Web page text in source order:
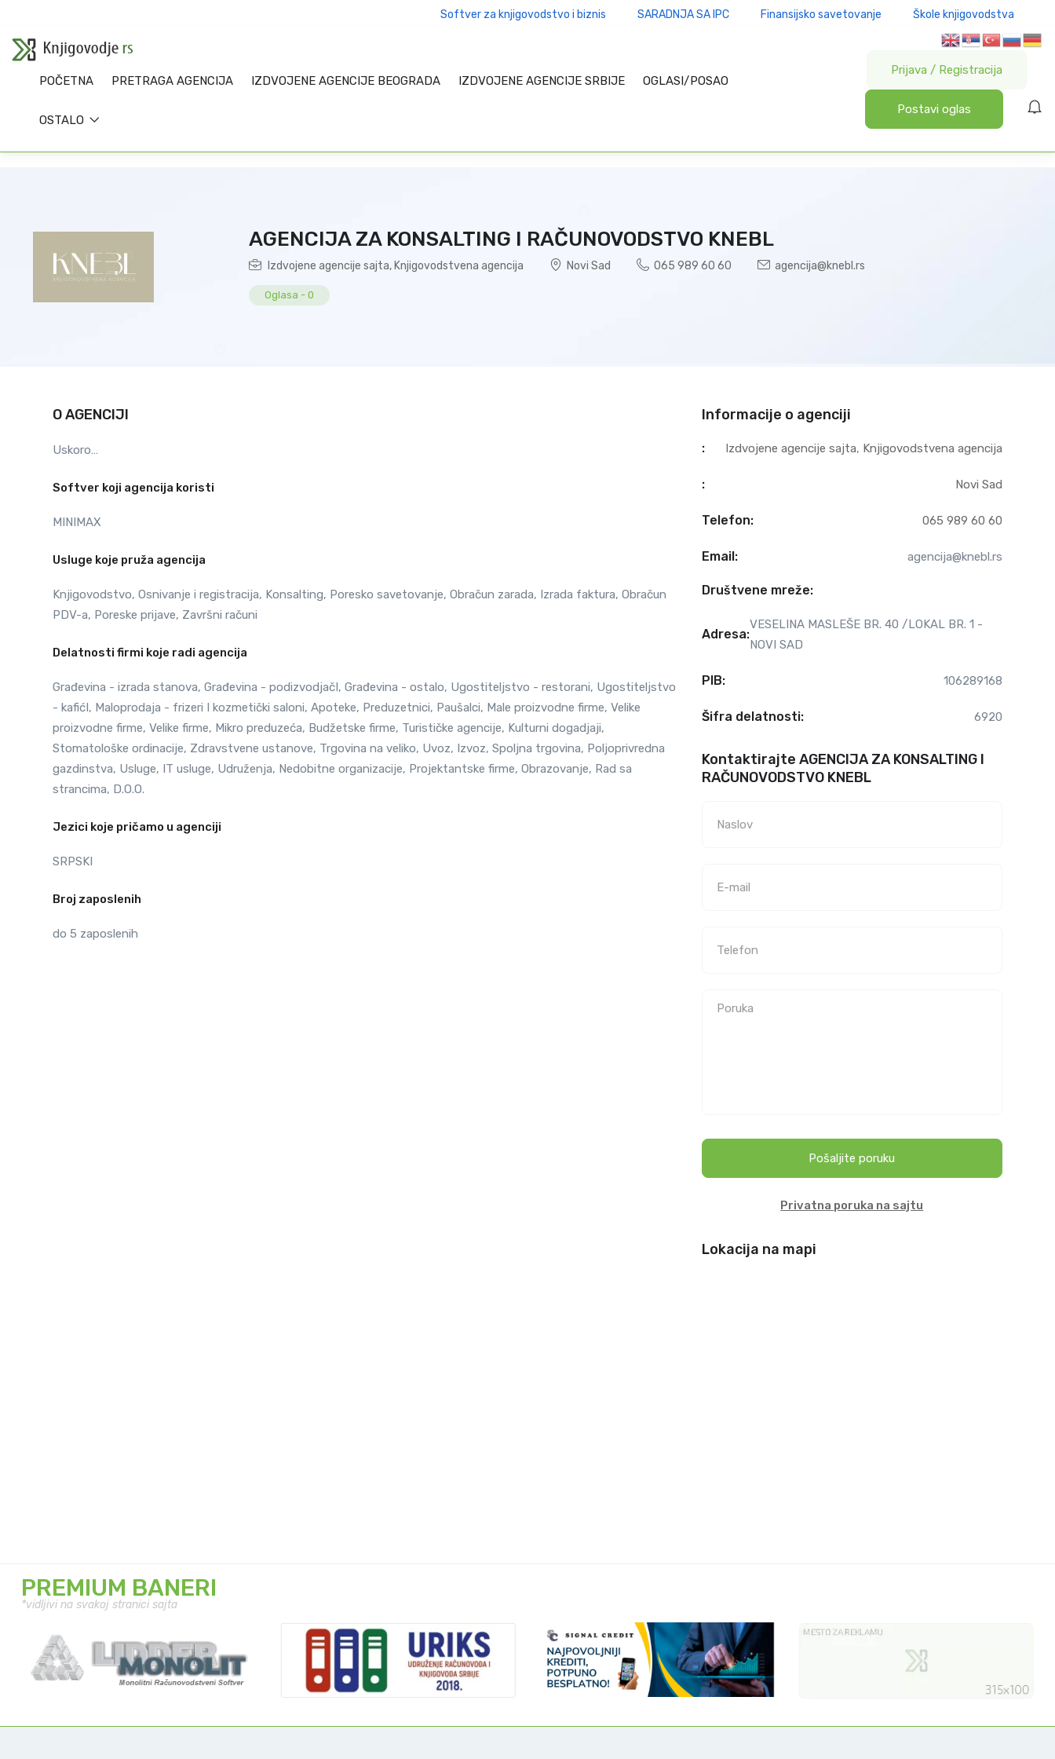
Softver za knjigovodstvo i biznis SARADNJA SA IPC Finansijsko savetovanje Škole knjigovodstva
POČETNA PRETRAGA AGENCIJA IZDVOJENE AGENCIJE BEOGRADA IZDVOJENE AGENCIJE SRBIJE OGLASI/POSAO
OSTALO
Prijava / Registracija
Postavi oglas
AGENCIJA ZA KONSALTING I RAČUNOVODSTVO KNEBL
Izdvojene agencije sajta, Knjigovodstvena agencija Novi Sad 065 989 60 60 agencija@knebl.rs
Oglasa - 0
O AGENCIJI
Uskoro…
Softver koji agencija koristi
MINIMAX
Usluge koje pruža agencija
Knjigovodstvo, Osnivanje i registracija, Konsalting, Poresko savetovanje, Obračun zarada, Izrada faktura, Obračun
PDV-a, Poreske prijave, Završni računi
Delatnosti firmi koje radi agencija
Građevina - izrada stanova, Građevina - podizvodjačI, Građevina - ostalo, Ugostiteljstvo - restorani, Ugostiteljstvo
- kafićI, Maloprodaja - frizeri I kozmetički saloni, Apoteke, Preduzetnici, Paušalci, Male proizvodne firme, Velike
proizvodne firme, Velike firme, Mikro preduzeća, Budžetske firme, Turističke agencije, Kulturni dogadjaji,
Stomatološke ordinacije, Zdravstvene ustanove, Trgovina na veliko, Uvoz, Izvoz, Spoljna trgovina, Poljoprivredna
gazdinstva, Usluge, IT usluge, Udruženja, Nedobitne organizacije, Projektantske firme, Obrazovanje, Rad sa
strancima, D.O.O.
Jezici koje pričamo u agenciji
SRPSKI
Broj zaposlenih
do 5 zaposlenih
Informacije o agenciji
: Izdvojene agencije sajta, Knjigovodstvena agencija
: Novi Sad
Telefon: 065 989 60 60
Email: agencija@knebl.rs
Društvene mreže:
Adresa:
VESELINA MASLEŠE BR. 40 /LOKAL BR. 1 -
NOVI SAD
PIB: 106289168
Šifra delatnosti: 6920
Kontaktirajte AGENCIJA ZA KONSALTING I
RAČUNOVODSTVO KNEBL
Pošaljite poruku
Privatna poruka na sajtu
Lokacija na mapi
PREMIUM BANERI
*vidljivi na svakoj stranici sajta